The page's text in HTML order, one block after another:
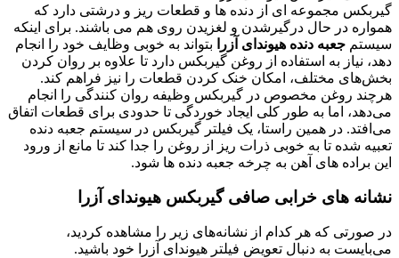
گیربکس مجموعه ای از دنده ها و قطعات ریز و درشتی دارد که
همواره در حال درگیرشدن و لغزیدن روی هم می باشند. برای اینکه
سیستم جعبه دنده هیوندای آزرا
بتواند به خوبی وظایف خود را انجام
دهد، نیاز به استفاده از روغن گیربکس دارد تا علاوه بر روان کردن
بخش‌های مختلف، امکان خنک کردن قطعات را نیز فراهم کند.
هرچند روغن مخصوص در گیربکس وظیفه روان کنندگی را انجام
می‌دهد، اما به طور کلی ایجاد خوردگی تا حدودی برای قطعات اتفاق
می‌افتد. در همین راستا، یک فیلتر گیربکس در سیستم جعبه دنده
تعبیه شده تا به خوبی ذرات ریز از روغن را جدا کند تا مانع از ورود
این براده های آهن به چرخه جعبه دنده ها شود.
نشانه­ های خرابی صافی گیربکس هیوندای آزرا
در صورتی که هر کدام از نشانه‌های زیر را مشاهده کردید،
می‌بایست به دنبال تعویض فیلتر هیوندای آزرا خود باشید.